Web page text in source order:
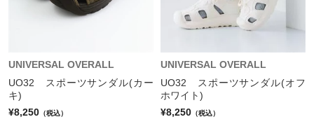
UNIVERSAL OVERALL
UO32 スポーツサンダル(カー
キ)
¥8,250 （税込）
UNIVERSAL OVERALL
UO32 スポーツサンダル(オフ
ホワイト)
¥8,250 （税込）